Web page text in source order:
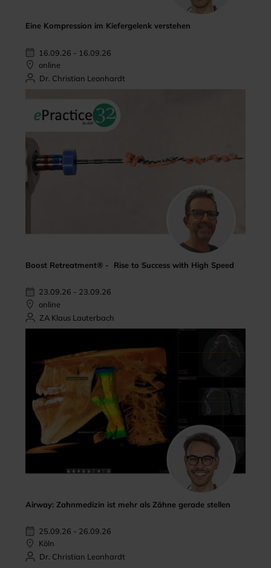
Eine Kompression im Kiefergelenk verstehen
16.09.26 - 16.09.26
online
Dr. Christian Leonhardt
Boost Retreatment® - Rise to Success with High Speed
23.09.26 - 23.09.26
online
ZA Klaus Lauterbach
Airway: Zahnmedizin ist mehr als Zähne gerade stellen
25.09.26 - 26.09.26
Köln
Dr. Christian Leonhardt